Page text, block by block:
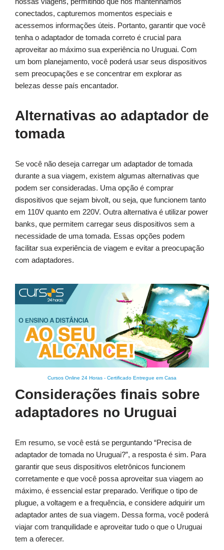
conectados, capturemos momentos especiais e
acessemos informações úteis. Portanto, garantir que você
tenha o adaptador de tomada correto é crucial para
aproveitar ao máximo sua experiência no Uruguai. Com
um bom planejamento, você poderá usar seus dispositivos
sem preocupações e se concentrar em explorar as
belezas desse país encantador.
Alternativas ao adaptador de
tomada
Se você não deseja carregar um adaptador de tomada
durante a sua viagem, existem algumas alternativas que
podem ser consideradas. Uma opção é comprar
dispositivos que sejam bivolt, ou seja, que funcionem tanto
em 110V quanto em 220V. Outra alternativa é utilizar power
banks, que permitem carregar seus dispositivos sem a
necessidade de uma tomada. Essas opções podem
facilitar sua experiência de viagem e evitar a preocupação
com adaptadores.
Cursos Online 24 Horas - Certificado Entregue em Casa
Considerações finais sobre
adaptadores no Uruguai
Em resumo, se você está se perguntando “Precisa de
adaptador de tomada no Uruguai?”, a resposta é sim. Para
garantir que seus dispositivos eletrônicos funcionem
corretamente e que você possa aproveitar sua viagem ao
máximo, é essencial estar preparado. Verifique o tipo de
plugue, a voltagem e a frequência, e considere adquirir um
adaptador antes de sua viagem. Dessa forma, você poderá
viajar com tranquilidade e aproveitar tudo o que o Uruguai
tem a oferecer.